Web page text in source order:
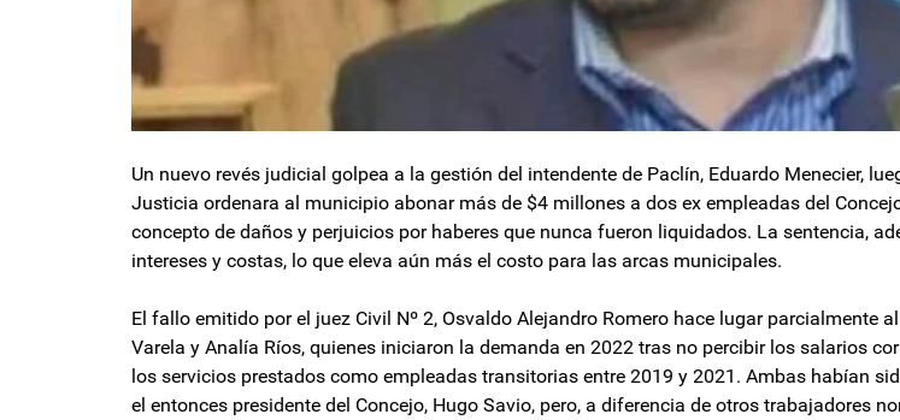
Un nuevo revés judicial golpea a la gestión del intendente de Paclín, Eduardo Menecier,
Justicia ordenara al municipio abonar más de $4 millones a dos ex empleadas del
concepto de daños y perjuicios por haberes que nunca fueron liquidados. La sentencia,
intereses y costas, lo que eleva aún más el costo para las arcas municipales.
El fallo emitido por el juez Civil Nº 2, Osvaldo Alejandro Romero hace lugar parcialmente
Varela y Analía Ríos, quienes iniciaron la demanda en 2022 tras no percibir los salarios
los servicios prestados como empleadas transitorias entre 2019 y 2021. Ambas habían
el entonces presidente del Concejo, Hugo Savio, pero, a diferencia de otros trabajadores